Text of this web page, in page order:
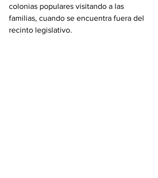
colonias populares visitando a las
familias, cuando se encuentra fuera del
recinto legislativo.